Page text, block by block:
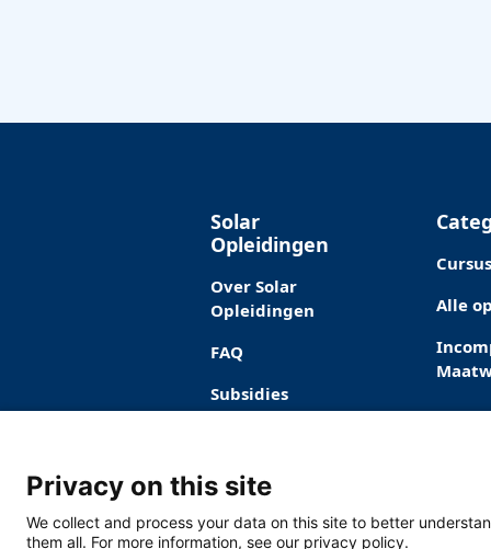
Solar
Opleidingen
Over Solar
Opleidingen
FAQ
Subsidies
Alle
Privacy on this site
We collect and process your data on this site to better
them all. For more information, see our privacy policy.